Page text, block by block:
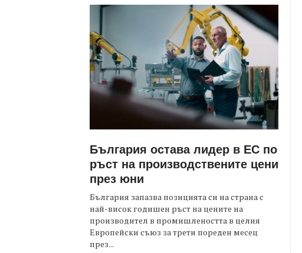
България остава лидер в ЕС по
ръст на производствените цени
през юни
България запазва позицията си на страна с
най-висок годишен ръст на цените на
производител в промишлеността в целия
Европейски съюз за трети пореден месец
през...